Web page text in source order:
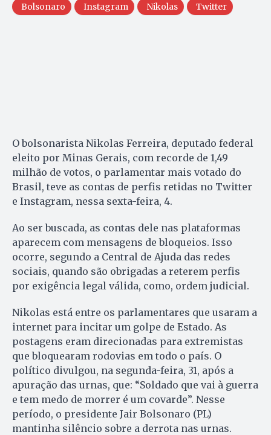
Bolsonaro Instagram Nikolas Twitter
O bolsonarista Nikolas Ferreira, deputado federal
eleito por Minas Gerais, com recorde de 1,49
milhão de votos, o parlamentar mais votado do
Brasil, teve as contas de perfis retidas no Twitter
e Instagram, nessa sexta-feira, 4.
Ao ser buscada, as contas dele nas plataformas
aparecem com mensagens de bloqueios. Isso
ocorre, segundo a Central de Ajuda das redes
sociais, quando são obrigadas a reterem perfis
por exigência legal válida, como, ordem judicial.
Nikolas está entre os parlamentares que usaram a
internet para incitar um golpe de Estado. As
postagens eram direcionadas para extremistas
que bloquearam rodovias em todo o país. O
político divulgou, na segunda-feira, 31, após a
apuração das urnas, que: “Soldado que vai à guerra
e tem medo de morrer é um covarde”. Nesse
período, o presidente Jair Bolsonaro (PL)
mantinha silêncio sobre a derrota nas urnas.